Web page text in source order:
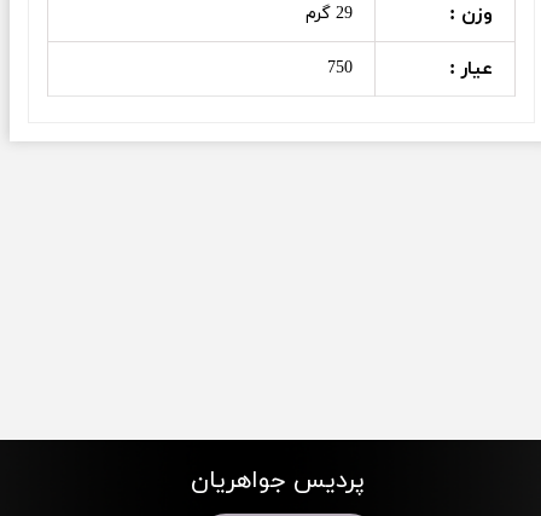
وزن : 29 گرم
عیار : 750
پردیس جواهریان